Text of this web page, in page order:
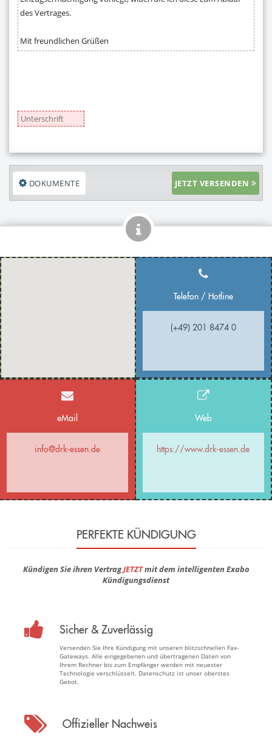
DOKUMENTE JETZT VERSENDEN
Telefon / Hotline
(+49) 201 8474 0
eMail
info@drk-essen.de
Web
https://www.drk-essen.de
PERFEKTE KÜNDIGUNG
Kündigen Sie ihren VertragJETZTmit dem intelligenten Exabo
Kündigungsdienst
Sicher & Zuverlässig
Versenden Sie Ihre Kündigung mit unseren blitzschnellen Fax-
Gateways. Alle eingegebenen und übertragenen Daten von
Ihrem Rechner bis zum Empfänger werden mit neuester
Technologie verschlüsselt. Datenschutz ist unser oberstes
Gebot.
Offizieller Nachweis